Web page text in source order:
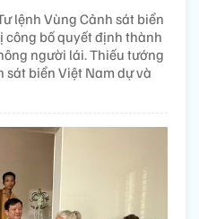
lệnh Vùng Cảnh sát biển
công bố quyết định thành
người lái. Thiếu tướng
sát biển Việt Nam dự và